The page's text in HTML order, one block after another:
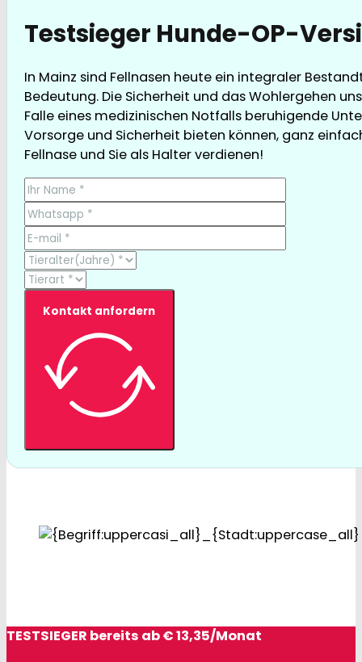
Testsieger Hunde-OP-
In Mainz sind Fellnasen heute ein integraler
Bedeutung. Die Sicherheit und das Wohlergehen
Falle eines medizinischen Notfalls beruhigende
Vorsorge und Sicherheit bieten können, ganz
Fellnase und Sie als Halter verdienen!
Kontakt anfordern
TESTSIEGER bereits ab € 13,35/Monat